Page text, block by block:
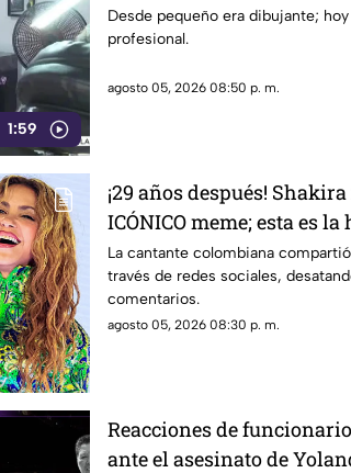
1:59
Desde pequeño era dibujante;
profesional.
agosto 05, 2026 08:50 p. m.
¡29 años después!
ICÓNICO meme; esta es
fotografía
La cantante colombiana
través de redes sociales,
comentarios.
agosto 05, 2026 08:30 p. m.
Reacciones de
ante el asesinato de